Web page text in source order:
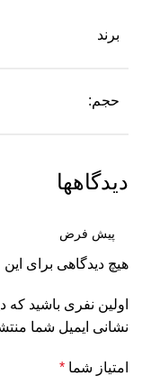
برند
حجم:
دیدگاهها
هیچ دیدگاهی برای
اولین نفری باشید که
نشانی ایمیل شما
امتیاز شما *